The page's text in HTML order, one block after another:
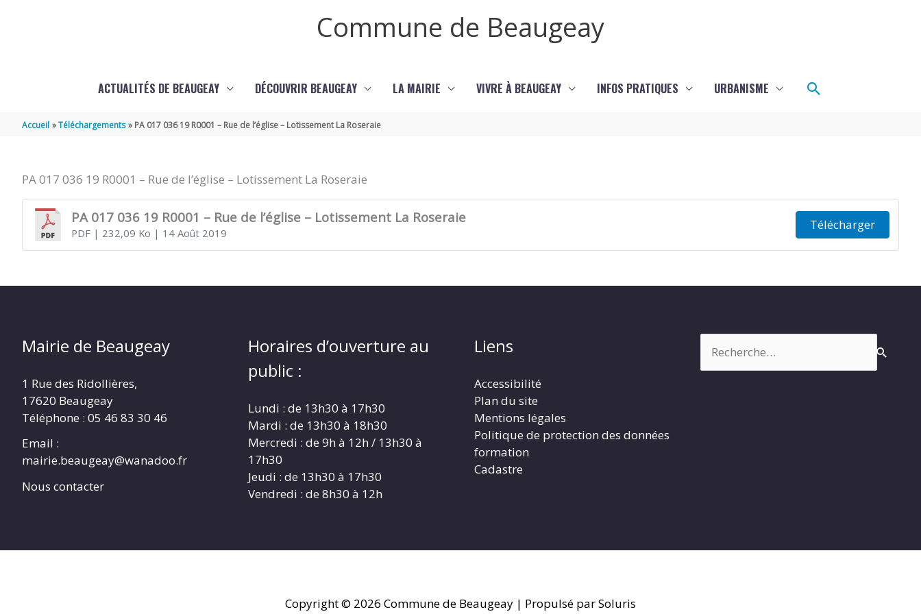
Commune de Beaugeay
ACTUALITÉS DE BEAUGEAY DÉCOUVRIR BEAUGEAY LA MAIRIE VIVRE À BEAUGEAY INFOS PRATIQUES URBANISME Rechercher
Accueil Téléchargements PA 017 036 19 R0001 – Rue de l’église – Lotissement La Roseraie
PA 017 036 19 R0001 – Rue de l’église – Lotissement La Roseraie
PA 017 036 19 R0001 – Rue de l’église – Lotissement La Roseraie
PDF| 232,09 Ko | 14 Août 2019
Télécharger
Mairie de Beaugeay
1 Rue des Ridollières,
17620 Beaugeay
Téléphone : 05 46 83 30 46
Email :
mairie.beaugeay@wanadoo.fr
Nous contacter
Horaires d’ouverture au
public :
Lundi : de 13h30 à 17h30
Mardi : de 13h30 à 18h30
Mercredi : de 9h à 12h / 13h30 à
17h30
Jeudi : de 13h30 à 17h30
Vendredi : de 8h30 à 12h
Liens
Accessibilité
Plan du site
Mentions légales
Politique de protection des données
formation
Cadastre
Copyright © 2026 Commune de Beaugeay | Propulsé par Soluris